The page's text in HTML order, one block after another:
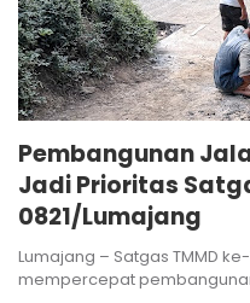
Pembangunan
Jadi Prioritas
0821/Lumajang
Lumajang – Satgas TMMD
mempercepat